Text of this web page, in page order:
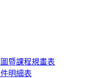
暨課程規畫表
明細表